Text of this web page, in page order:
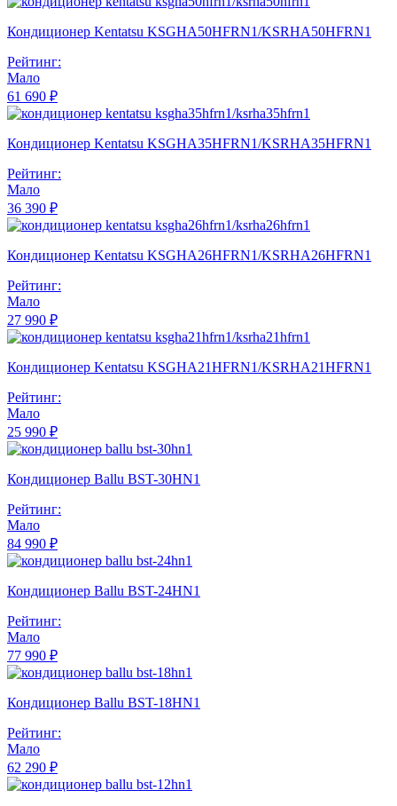
Кондиционер Kentatsu KSGHA50HFRN1/KSRHA50HFRN1
Рейтинг:
Мало
61 690 ₽
Кондиционер Kentatsu KSGHA35HFRN1/KSRHA35HFRN1
Рейтинг:
Мало
36 390 ₽
Кондиционер Kentatsu KSGHA26HFRN1/KSRHA26HFRN1
Рейтинг:
Мало
27 990 ₽
Кондиционер Kentatsu KSGHA21HFRN1/KSRHA21HFRN1
Рейтинг:
Мало
25 990 ₽
Кондиционер Ballu BST-30HN1
Рейтинг:
Мало
84 990 ₽
Кондиционер Ballu BST-24HN1
Рейтинг:
Мало
77 990 ₽
Кондиционер Ballu BST-18HN1
Рейтинг:
Мало
62 290 ₽